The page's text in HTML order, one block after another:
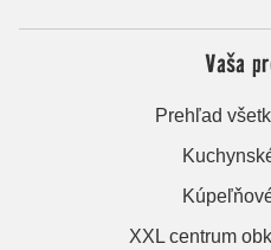
Vaša
Prehľad
XXL centrum